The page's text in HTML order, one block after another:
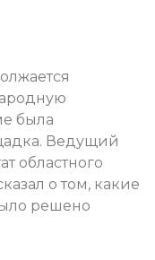
была
Ведущий
областного
о том, какие
решено